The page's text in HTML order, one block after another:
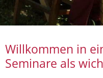
Willkommen in
Seminare als